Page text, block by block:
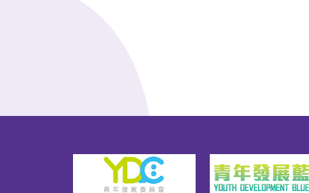
外求職騙案以及一些防備該些
囊二「私隱財物保管妥 事事謹
慎免出錯」錦囊三「公司背景